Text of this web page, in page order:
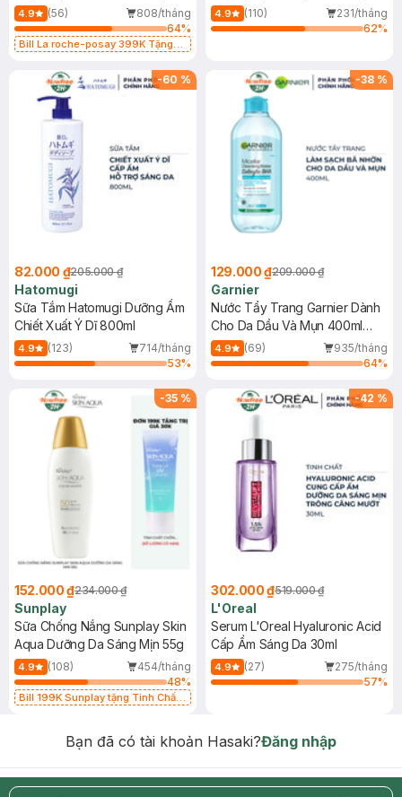
Dụng 40ml
4.9 (56)
808/tháng
64%
Bill La roche-posay 399K Tặng
(SL có hạn)
40ml
4.9 (110)
231/tháng
62%
-60 %
82.000 ₫205.000 ₫
Hatomugi
Sữa Tắm Hatomugi Dưỡng Ẩm
Chiết Xuất Ý Dĩ 800ml
4.9 (123)
714/tháng
53%
-38 %
129.000 ₫209.000 ₫
Garnier
Nước Tẩy Trang Garnier Dành
Cho Da Dầu Và Mụn 400ml
(Mới)
4.9 (69)
935/tháng
64%
-35 %
152.000 ₫234.000 ₫
Sunplay
Sữa Chống Nắng Sunplay Skin
Aqua Dưỡng Da Sáng Mịn 55g
4.9 (108)
454/tháng
48%
Bill 199K Sunplay tặng Tinh Chất
-42 %
302.000 ₫519.000 ₫
L'Oreal
Serum L'Oreal Hyaluronic Acid
Cấp Ẩm Sáng Da 30ml
4.9 (27)
275/tháng
57%
Bạn đã có tài khoản Hasaki?Đăng nhập